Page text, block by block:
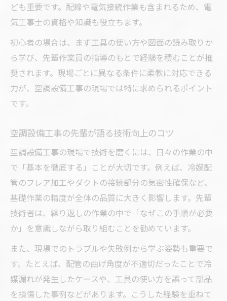
ども重要です。配線や電気接続作業も含まれるため、電
気工事士の資格や知識も役立ちます。
初心者の場合は、まず工具の使い方や図面の読み取りか
ら学び、先輩作業員の指導のもとで経験を積むことが推
奨されます。現場ごとに異なる条件に柔軟に対応できる
力が、空調設備工事の現場では特に求められるポイント
です。
空調設備工事の先輩が語る技術向上のコツ
空調設備工事の現場で技術を磨くには、日々の作業の中
で「基本を徹底する」ことが大切です。例えば、冷媒配
管のフレア加工やダクトの接続部分の気密性確保など、
基礎作業の精度が全体の品質に大きく影響します。先輩
技術者は、繰り返しの作業の中で「なぜこの手順が必要
か」を意識しながら取り組むことを勧めています。
また、現場でのトラブルや失敗例から学ぶ姿勢も重要で
す。たとえば、配管の曲げ角度が不適切だったことで冷
媒漏れが発生したケースや、工具の使い方を誤って部品
を損傷した事例などがあります。こうした経験を重ねて